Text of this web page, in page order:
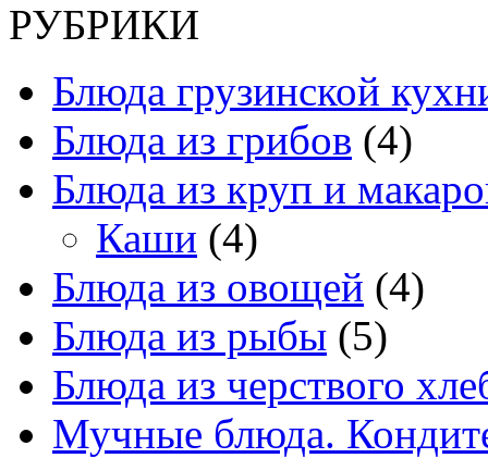
РУБРИКИ
Блюда грузинской
Блюда из грибов (4)
Блюда из круп и
Каши (4)
Блюда из овощей (4)
Блюда из рыбы (5)
Блюда из черствого
Мучные блюда.